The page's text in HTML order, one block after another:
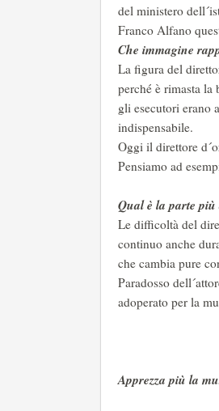
del ministero
Franco Alfano
Che immagine
La figura del
perché è rimasta la
gli esecutori erano
indispensabile.
Oggi il direttore
Pensiamo ad
Qual è la parte
Le difficoltà del
continuo anche
che cambia pure
Paradosso
adoperato per la
Apprezza più la